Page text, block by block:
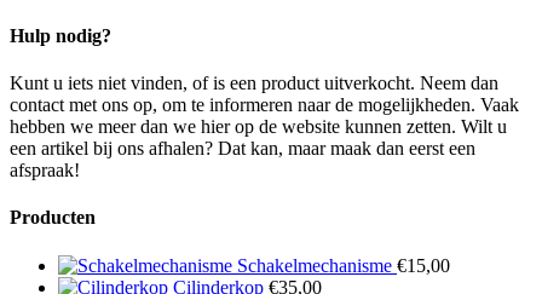
Hulp nodig?
Kunt u iets niet vinden, of is een product uitverkocht. Neem dan
contact met ons op, om te informeren naar de mogelijkheden. Vaak
hebben we meer dan we hier op de website kunnen zetten. Wilt u
een artikel bij ons afhalen? Dat kan, maar maak dan eerst een
afspraak!
Producten
Schakelmechanisme €15,00
Cilinderkop €35,00